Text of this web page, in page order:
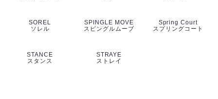
SOREL
ソレル
SPINGLE MOVE
スピングルムーブ
Spring Court
スプリングコート
STANCE
スタンス
STRAYE
ストレイ